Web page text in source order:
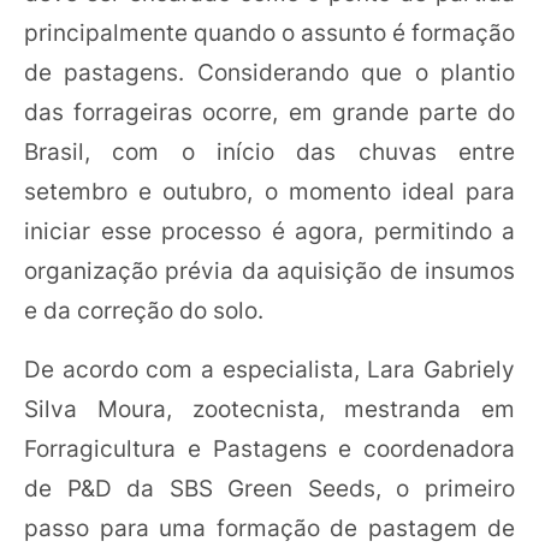
principalmente quando o assunto é formação
de pastagens. Considerando que o plantio
das forrageiras ocorre, em grande parte do
Brasil, com o início das chuvas entre
setembro e outubro, o momento ideal para
iniciar esse processo é agora, permitindo a
organização prévia da aquisição de insumos
e da correção do solo.
De acordo com a especialista, Lara Gabriely
Silva Moura, zootecnista, mestranda em
Forragicultura e Pastagens e coordenadora
de P&D da SBS Green Seeds, o primeiro
passo para uma formação de pastagem de